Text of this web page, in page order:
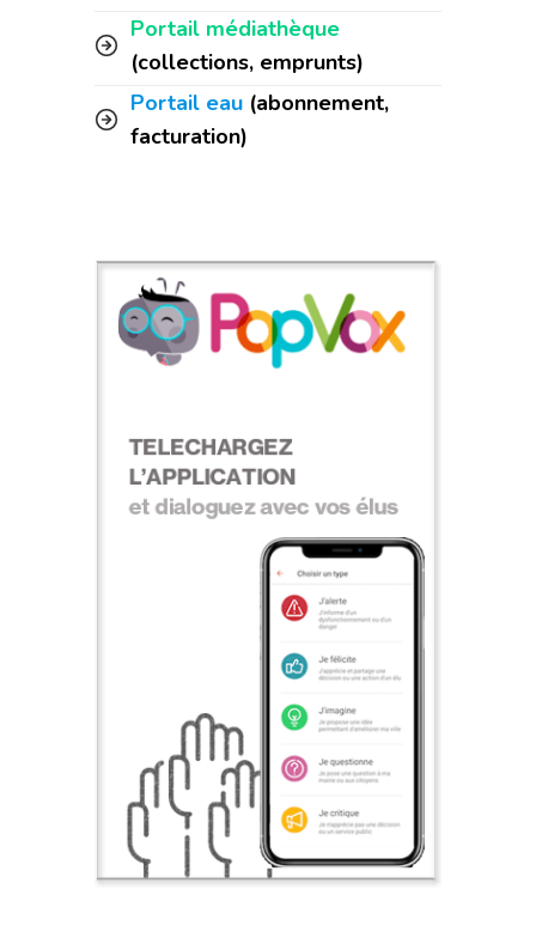
Portail médiathèque
(collections, emprunts)
Portail eau (abonnement,
facturation)